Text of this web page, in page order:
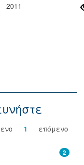
2011
1 επόμενο
2